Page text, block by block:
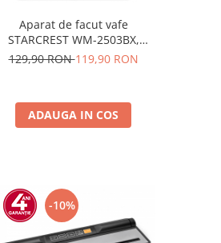
Aparat de facut vafe
STARCREST WM-2503BX,
1600W, Buton reglare
129,90 RON119,90 RON
ADAUGA IN COS
-10%